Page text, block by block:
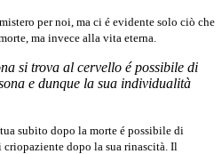
per noi, ma ci é evidente solo ciò che
ma invece alla vita eterna.
si trova al cervello é possibile di
e dunque la sua individualità
subito dopo la morte é possibile di
dopo la sua rinascità. Il